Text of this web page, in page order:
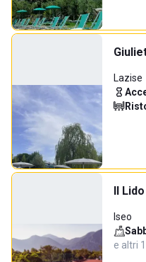
Lazise
Il
Iseo
e altri